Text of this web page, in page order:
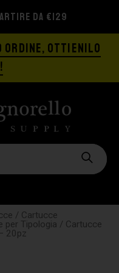
DA €129
ORDINE, OTTIENILO
/ Cartucce
per Tipologia / Cartucce
20pz